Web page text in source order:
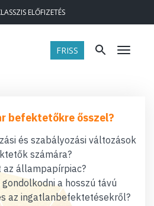
ELŐFIZETÉS
FRISS Menü
befektetőkre ősszel?
és szabályozási változások
számára?
az állampapírpiac?
a hosszú távú
az ingatlanbefektetésekről?